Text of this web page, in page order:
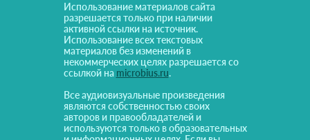
Использование материалов сайта
разрешается только при наличии
активной ссылки на источник.
Использование всех текстовых
материалов без изменений в
некоммерческих целях разрешается со
ссылкой на microbius.ru.
Все аудиовизуальные произведения
являются собственностью своих
авторов и правообладателей и
используются только в образовательных